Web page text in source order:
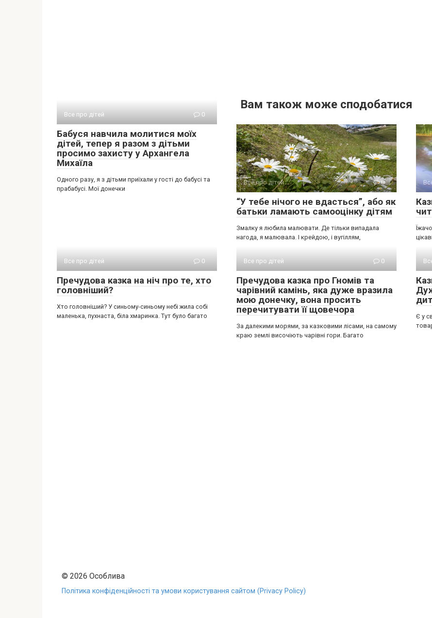
Вам також може сподобатися
Все про дітей 0
Бабуся навчила молитися моїх
дітей, тепер я разом з дітьми
просимо захисту у Архангела
Михаїла
Одного разу, я з дітьми приїхали у гості до бабусі та
прабабусі. Мої донечки
Все про дітей 0
“У тебе нічого не вдасться”, або як
батьки ламають самооцінку дітям
Змалку я любила малювати. Де тільки випадала
нагода, я малювала. І крейдою, і вугіллям,
Все про дітей 0
Пречудова казка на ніч про те, хто
головніший?
Хто головніший? У синьому-синьому небі жила собі
маленька, пухнаста, біла хмаринка. Тут було багато
Все про дітей 0
Пречудова казка про Гномів та
чарівний камінь, яка дуже вразила
мою донечку, вона просить
перечитувати її щовечора
За далекими морями, за казковими лісами, на самому
краю землі височіють чарівні гори. Багато
Є у
© 2026 Особлива
Політика конфіденційності та умови користування сайтом (Privacy Policy)